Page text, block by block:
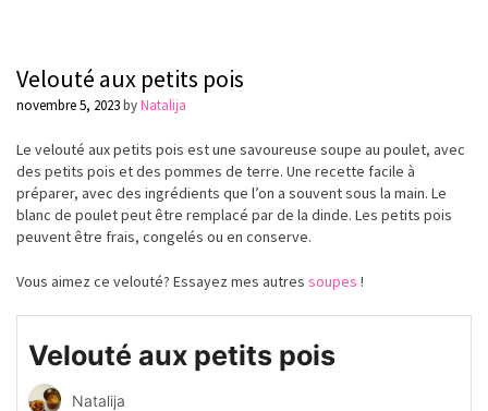
Velouté aux petits pois
novembre 5, 2023byNatalija
Le velouté aux petits pois est une savoureuse soupe au poulet, avec
des petits pois et des pommes de terre. Une recette facile à
préparer, avec des ingrédients que l’on a souvent sous la main. Le
blanc de poulet peut être remplacé par de la dinde. Les petits pois
peuvent être frais, congelés ou en conserve.
Vous aimez ce velouté? Essayez mes autres soupes !
Velouté aux petits pois
Natalija